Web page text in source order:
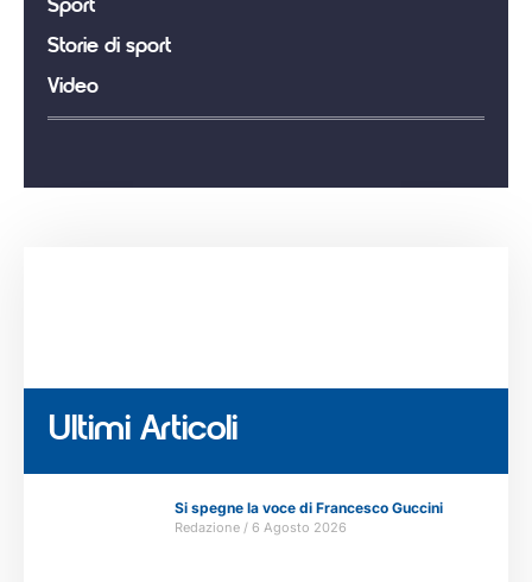
Sport
Storie di sport
Video
Ultimi Articoli
Si spegne la voce di Francesco Guccini
Redazione 6 Agosto 2026